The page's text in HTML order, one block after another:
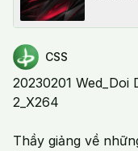
CSS
20230201
2_X264
Thầy giảng về